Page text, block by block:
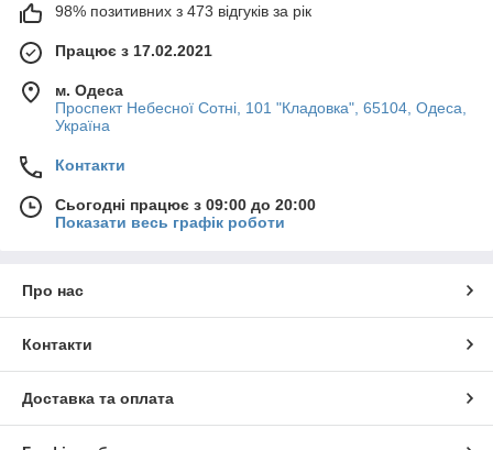
98% позитивних з 473 відгуків за рік
Працює з 17.02.2021
м. Одеса
Проспект Небесної Сотні, 101 "Кладовка", 65104, Одеса,
Україна
Контакти
Сьогодні працює з 09:00 до 20:00
Показати весь графік роботи
Про нас
Контакти
Доставка та оплата